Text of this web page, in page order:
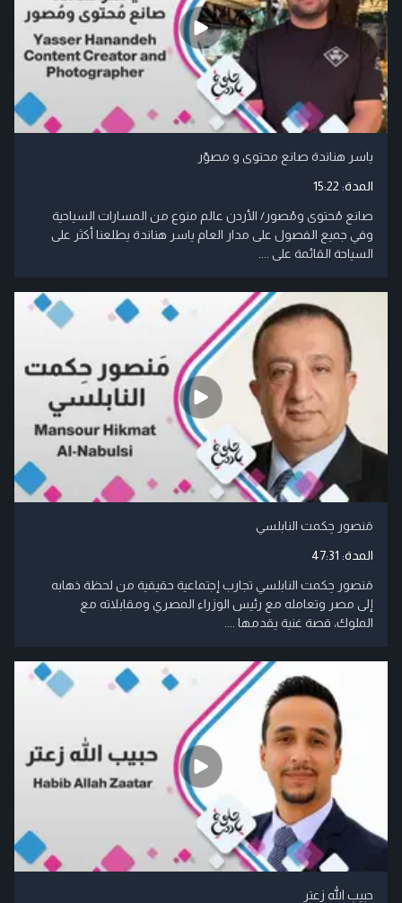
ياسر هناندة صانع محتوى و مصوّر
المدة: 15:22
صانع مُحتوى ومُصور/ الأردن عالم منوع من المسارات السياحية
وفي جميع الفصول على مدار العام ياسر هناندة يطلعنا أكثر على
السياحة القائمة على ....
مَنصور حِكمت النابلسي
المدة: 47:31
مَنصور حِكمت النابلسي تجارب إجتماعية حقيقية من لحظة ذهابه
إلى مصر وتعامله مع رئيس الوزراء المصري ومقابلاته مع
الملوك، قصة غنية يقدمها ....
حبيب الله زعتر